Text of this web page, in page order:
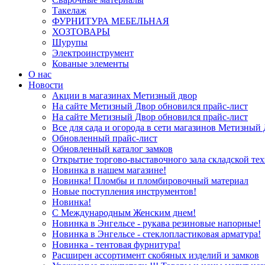
Такелаж
ФУРНИТУРА МЕБЕЛЬНАЯ
ХОЗТОВАРЫ
Шурупы
Электроинструмент
Кованые элементы
О нас
Новости
Акции в магазинах Метизный двор
На сайте Метизный Двор обновился прайс-лист
На сайте Метизный Двор обновился прайс-лист
Все для сада и огорода в сети магазинов Метизный
Обновленный прайс-лист
Обновленный каталог замков
Открытие торгово-выставочного зала складской
Новинка в нашем магазине!
Новинка! Пломбы и пломбировочный материал
Новые поступления инструментов!
Новинка!
С Международным Женским днем!
Новинка в Энгельсе - рукава резиновые напорные!
Новинка в Энгельсе - стеклопластиковая арматура!
Новинка - тентовая фурнитура!
Расширен ассортимент скобяных изделий и замков